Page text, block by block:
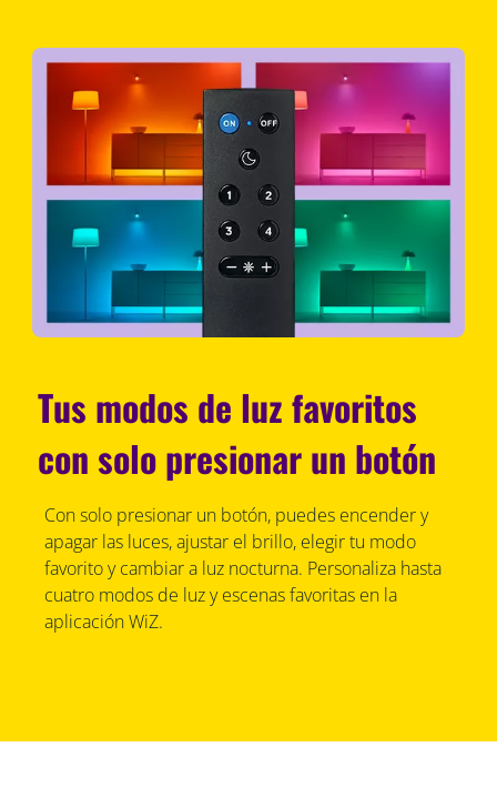
Tus modos de luz favoritos
con solo presionar un botón
Con solo presionar un botón, puedes encender y
apagar las luces, ajustar el brillo, elegir tu modo
favorito y cambiar a luz nocturna. Personaliza hasta
cuatro modos de luz y escenas favoritas en la
aplicación WiZ.